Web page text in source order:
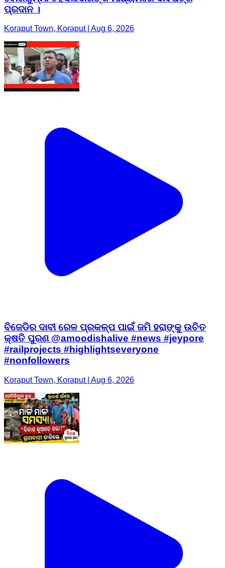
ପ୍ରଦାନ ।
Koraput Town, Koraput | Aug 6, 2026
ବିଜେଡିର ଦାବୀ ରେଳ ପ୍ରକଳ୍ପ ପାଇଁ ଜମି ହରାଙ୍କୁ ଉଚିତ
କ୍ଷତି ପୁରଣ @amoodishalive #news #jeypore
#railprojects #highlightseveryone
#nonfollowers
Koraput Town, Koraput | Aug 6, 2026